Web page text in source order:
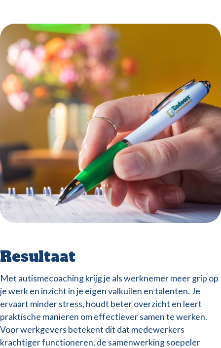
Resultaat
Met autismecoaching krijg je als werknemer meer grip op
je werk en inzicht in je eigen valkuilen en talenten. Je
ervaart minder stress, houdt beter overzicht en leert
praktische manieren om effectiever samen te werken.
Voor werkgevers betekent dit dat medewerkers
krachtiger functioneren, de samenwerking soepeler